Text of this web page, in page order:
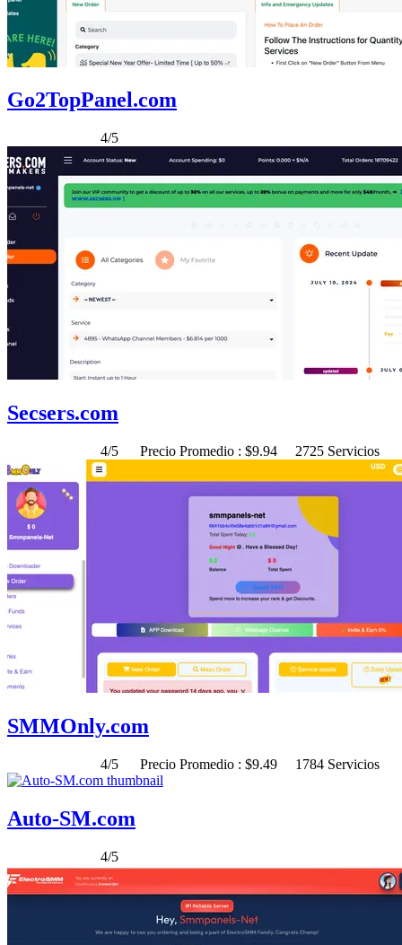
Go2TopPanel.com
4/5
Secsers.com
4/5 Precio Promedio : $9.94 2725 Servicios
SMMOnly.com
4/5 Precio Promedio : $9.49 1784 Servicios
Auto-SM.com
4/5